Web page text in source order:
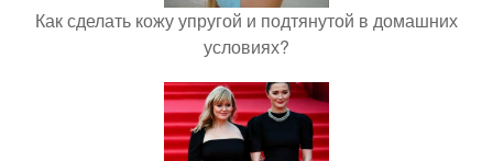
Как сделать кожу упругой и подтянутой в домашних
условиях?